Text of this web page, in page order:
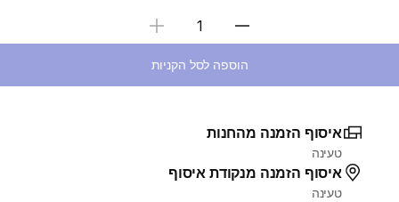
בחירת כמות
הוספה לסל הקניות
איסוף הזמנה מהחנות
טעינה
איסוף הזמנה מנקודת איסוף
טעינה